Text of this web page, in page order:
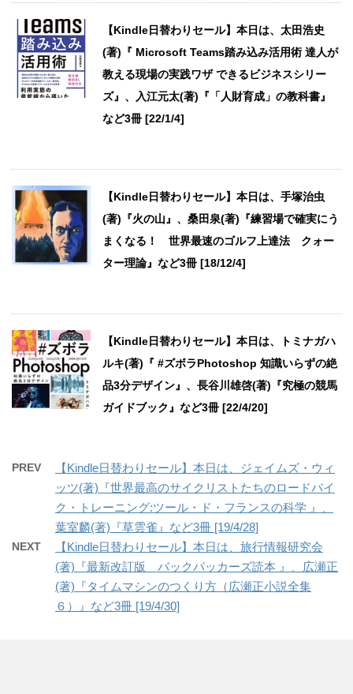
【Kindle日替わりセール】本日は、太田浩史
(著)『 Microsoft Teams踏み込み活用術 達人が
教える現場の実践ワザ できるビジネスシリー
ズ』、入江元太(著)『「人財育成」の教科書』
など3冊 [22/1/4]
【Kindle日替わりセール】本日は、手塚治虫
(著)『火の山』、桑田泉(著)『練習場で確実にう
まくなる！ 世界最速のゴルフ上達法 クォー
ター理論』など3冊 [18/12/4]
【Kindle日替わりセール】本日は、トミナガハ
ルキ(著)『 #ズボラPhotoshop 知識いらずの絶
品3分デザイン』、長谷川雄啓(著)『究極の競馬
ガイドブック』など3冊 [22/4/20]
PREV
【Kindle日替わりセール】本日は、ジェイムズ・ウィ
ッツ(著)『世界最高のサイクリストたちのロードバイ
ク・トレーニング:ツール・ド・フランスの科学 』、
葉室麟(著)『草雲雀』など3冊 [19/4/28]
NEXT
【Kindle日替わりセール】本日は、旅行情報研究会
(著)『最新改訂版 バックパッカーズ読本 』、広瀬正
(著)『タイムマシンのつくり方（広瀬正小説全集
６）』など3冊 [19/4/30]